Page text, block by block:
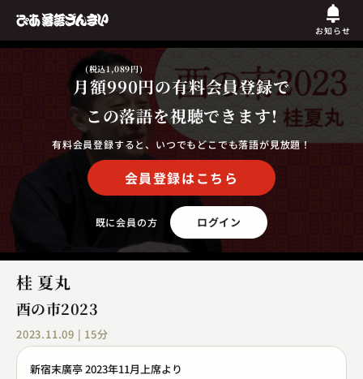
お知らせ
月額990円
(税込1,089円)
の有料会員登録で
この落語を視聴できます!
有料会員登録すると、いつでもどこでも落語が見放題！
会員登録はこちら
既に会員の方 ログイン
桂 夏丸
酉の市2023
2023.11.09 | 15分
新宿末廣亭 2023年11月上席より